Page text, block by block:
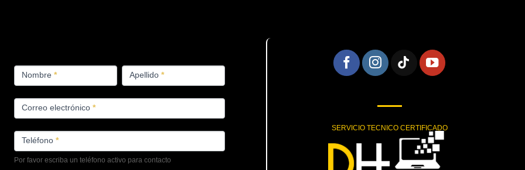
PRODUCTOS
Nombre * Apellido *
Correo electrónico *
Teléfono *
Por favor escriba un teléfono activo para contacto
SERVICIO TECNICO CERTIFICADO